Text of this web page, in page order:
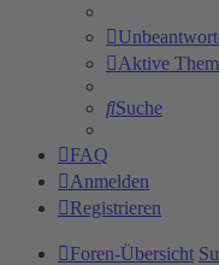
Aktive
Suche
FAQ
Anmelden
Registrieren
Foren-Übersicht